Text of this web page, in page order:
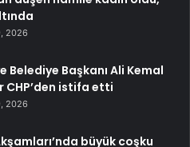
2026
Belediye Başkanı Ali Kemal
CHP’den istifa etti
2026
büyük coşku